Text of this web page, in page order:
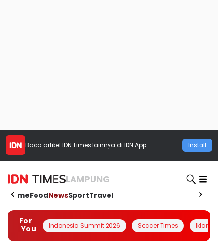
Baca artikel IDN Times lainnya di IDN App Install
LAMPUNG
HomeFoodNewsSportTravel
For
You
Indonesia Summit 2026 Soccer Times Iklanin